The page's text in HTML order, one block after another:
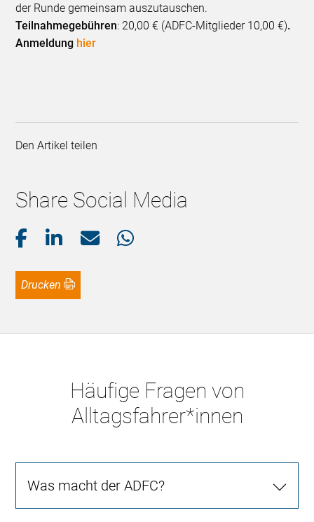
der Runde gemeinsam auszutauschen.
Teilnahmegebühren: 20,00 € (ADFC-Mitglieder 10,00 €).
Anmeldung hier
Den Artikel teilen
Share Social Media
Drucken
Häufige Fragen von
Alltagsfahrer*innen
Was macht der ADFC?